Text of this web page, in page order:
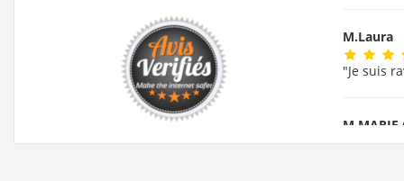
M.Laura
"Je suis
M.MARIE